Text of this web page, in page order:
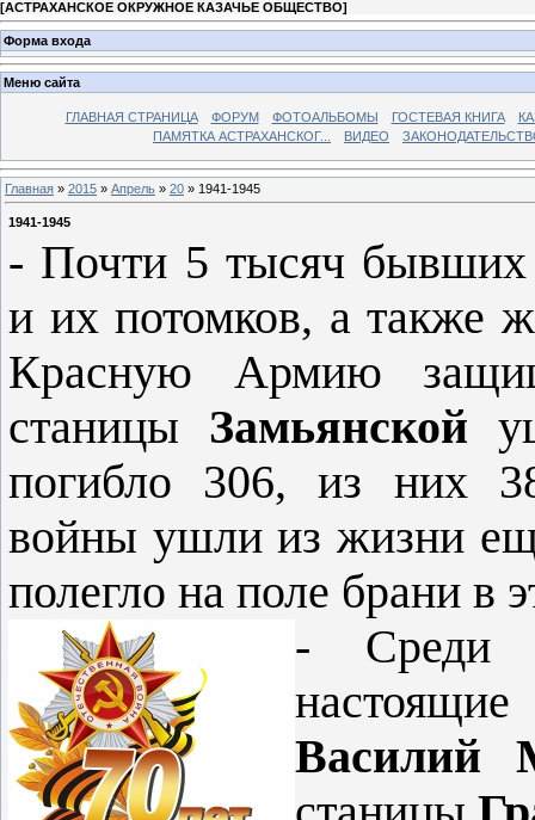
[АСТРАХАНСКОЕ ОКРУЖНОЕ КАЗАЧЬЕ ОБЩЕСТВО]
Форма входа
Меню сайта
ГЛАВНАЯ СТРАНИЦА ФОРУМ ФОТОАЛЬБОМЫ ГОСТЕВАЯ КНИГА
ПАМЯТКА АСТРАХАНСКОГ...
ВИДЕО
Главная » 2015 » Апрель » 20 » 1941-1945
1941-1945
- Почти 5 тысяч бывших
и их потомков, а также
Красную Ар­мию
станицы Замьянской
погибло 306, из них 38
войны ушли из жизни
по­легло на поле брани в
- Среди
Василий